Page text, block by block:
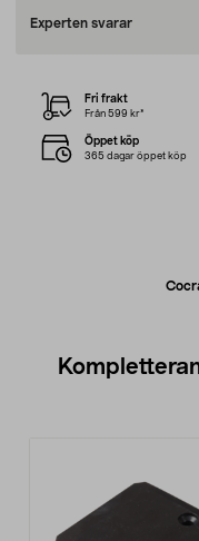
Experten svarar
Fri frakt
Från 599 kr*
Öppet köp
365 dagar öppet köp